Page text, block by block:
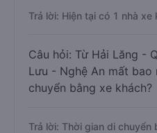
Trả lời: Hiện tại có 1 nhà
Câu hỏi: Từ Hải Lăng -
Lưu - Nghệ An mất bao
chuyển bằng xe khách?
Trả lời: Thời gian di